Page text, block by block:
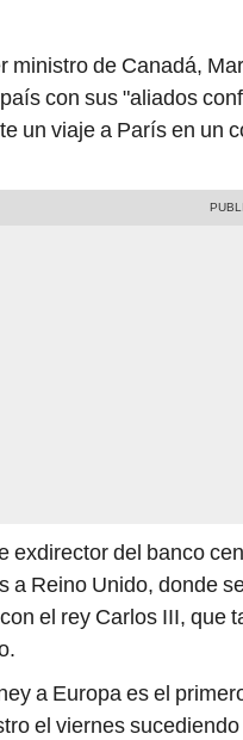
ministro de Canadá,
con sus "aliados
un viaje a París en un
exdirector del banco
a Reino Unido, donde
el rey Carlos III, que
a Europa es el
el viernes